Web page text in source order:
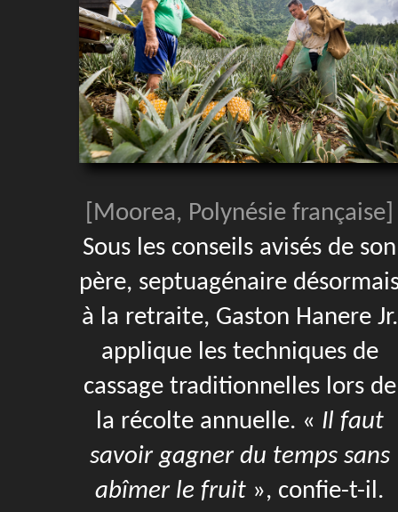
[Moorea, Polynésie française]
Sous les conseils avisés de son
père, septuagénaire
à la retraite, Gaston Hanere Jr.
applique les techniques de
cassage traditionnelles lors de
la récolte annuelle. « Il faut
savoir gagner du temps sans
abîmer le fruit », confie-t-il.